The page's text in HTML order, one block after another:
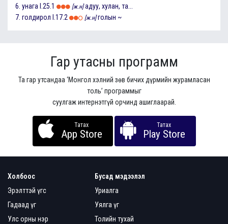
6. унага I.25.1 [ж.н] адуу, хулан, та...
7. голдирол I.17.2 [ж.н] голын ~
Гар утасны программ
Та гар утсандаа ‘Монгол хэлний зөв бичих дүрмийн журамласан
толь’ программыг
суулгаж интернэтгүй орчинд ашиглаарай.
Татах
App Store
Татах
Play Store
Холбоос
Эрэлттэй үгс
Гадаад үг
Улс орны нэр
Бусад мэдээлэл
Уриалга
Уялга үг
Толийн тухай